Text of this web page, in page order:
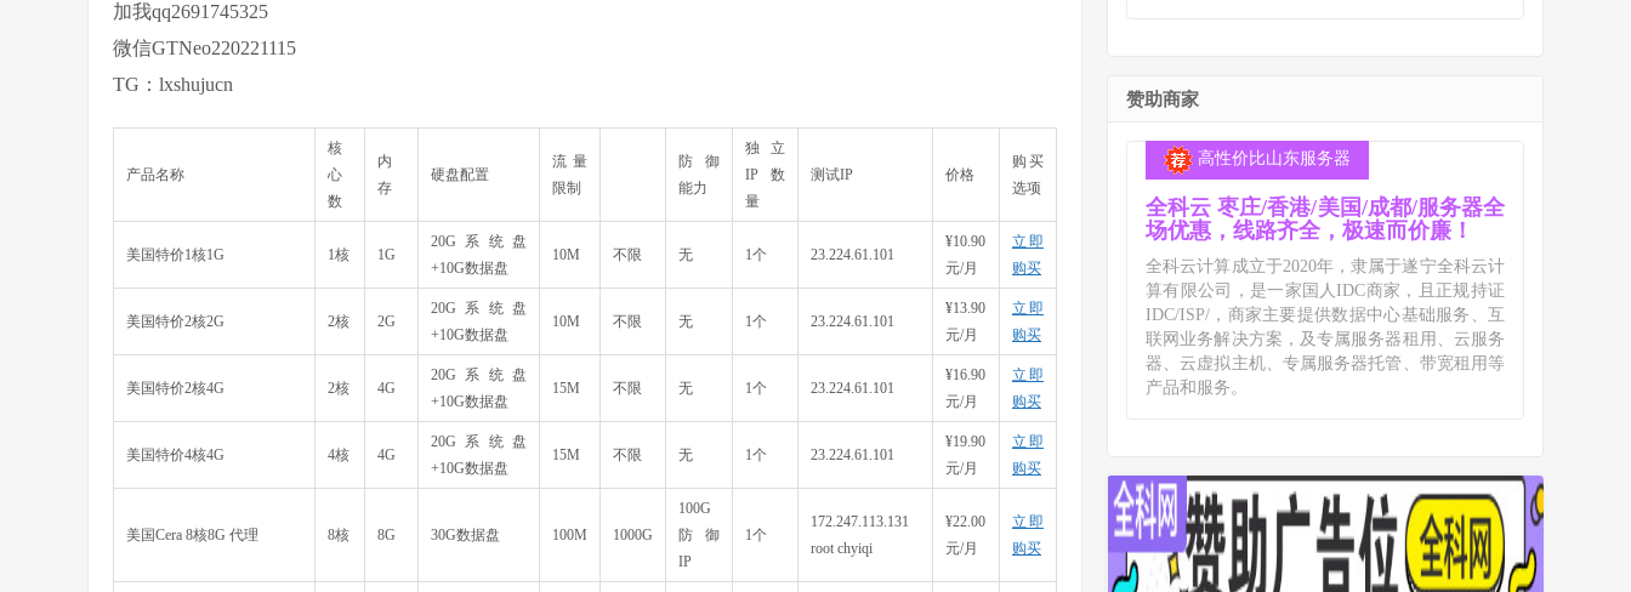
加我qq2691745325
微信GTNeo220221115
TG：lxshujucn
产品名称
核
心
数
内
存
硬盘配置
流量
限制
防御
能力
独立
IP数
量
测试IP 价格
购买
选项
美国特价1核1G 1核 1G
20G系统盘
+10G数据盘
10M 不限 无 1个 23.224.61.101
¥10.90
元/月
立即
购买
美国特价2核2G 2核 2G
20G系统盘
+10G数据盘
10M 不限 无 1个 23.224.61.101
¥13.90
元/月
立即
购买
美国特价2核4G 2核 4G
20G系统盘
+10G数据盘
15M 不限 无 1个 23.224.61.101
¥16.90
元/月
立即
购买
美国特价4核4G 4核 4G
20G系统盘
+10G数据盘
15M 不限 无 1个 23.224.61.101
¥19.90
元/月
立即
购买
美国Cera 8核8G 代理 8核 8G 30G数据盘 100M 1000G
100G
防御
IP
1个
172.247.113.131
root chyiqi
¥22.00
元/月
立即
购买
赞助商家
高性价比山东服务器
全科云 枣庄/香港/美国/成都/服务器全
场优惠，线路齐全，极速而价廉！
全科云计算成立于2020年，隶属于遂宁全科云计
算有限公司，是一家国人IDC商家，且正规持证
IDC/ISP/，商家主要提供数据中心基础服务、互
联网业务解决方案，及专属服务器租用、云服务
器、云虚拟主机、专属服务器托管、带宽租用等
产品和服务。